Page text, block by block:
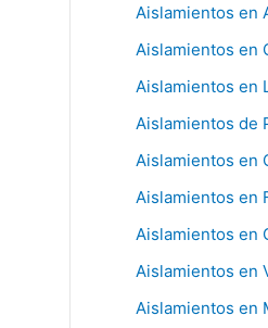
Aislamientos en
Aislamientos en
Aislamientos en
Aislamientos de
Aislamientos en
Aislamientos en
Aislamientos en
Aislamientos en
Aislamientos en